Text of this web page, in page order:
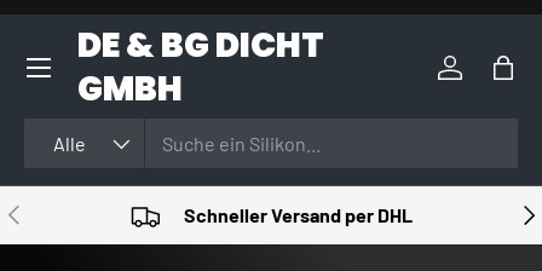
DIREKT ZUM INHALT
DE & BG DICHT
GMBH
Alle
Einloggen
VORHERIGE Schneller Versand per DHL